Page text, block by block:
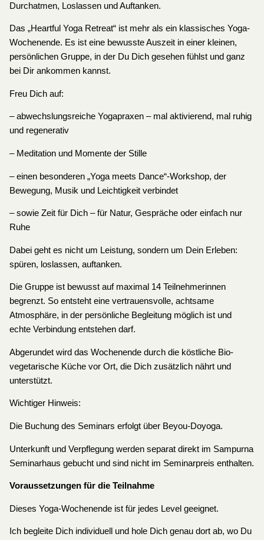
Durchatmen, Loslassen und Auftanken.
Das „Heartful Yoga Retreat“ ist mehr als ein klassisches Yoga-
Wochenende. Es ist eine bewusste Auszeit in einer kleinen,
persönlichen Gruppe, in der Du Dich gesehen fühlst und ganz
bei Dir ankommen kannst.
Freu Dich auf:
– abwechslungsreiche Yogapraxen – mal aktivierend, mal ruhig
und regenerativ
– Meditation und Momente der Stille
– einen besonderen „Yoga meets Dance“-Workshop, der
Bewegung, Musik und Leichtigkeit verbindet
– sowie Zeit für Dich – für Natur, Gespräche oder einfach nur
Ruhe
Dabei geht es nicht um Leistung, sondern um Dein Erleben:
spüren, loslassen, auftanken.
Die Gruppe ist bewusst auf maximal 14 Teilnehmerinnen
begrenzt. So entsteht eine vertrauensvolle, achtsame
Atmosphäre, in der persönliche Begleitung möglich ist und
echte Verbindung entstehen darf.
Abgerundet wird das Wochenende durch die köstliche Bio-
vegetarische Küche vor Ort, die Dich zusätzlich nährt und
unterstützt.
Wichtiger Hinweis:
Die Buchung des Seminars erfolgt über Beyou-Doyoga.
Unterkunft und Verpflegung werden separat direkt im Sampurna
Seminarhaus gebucht und sind nicht im Seminarpreis enthalten.
Voraussetzungen für die Teilnahme
Dieses Yoga-Wochenende ist für jedes Level geeignet.
Ich begleite Dich individuell und hole Dich genau dort ab, wo Du